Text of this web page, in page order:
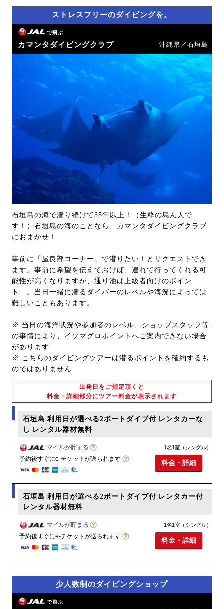
ストレスフリーのダイビングを。
で飛ぶ
カマンタダイビングクラブ 沖縄県／石垣島
石垣島の海で潜り続けて35年以上！（生粋の島ん人で
す！）石垣島の海のことなら、カマンタダイビングクラブ
におまかせ！
事前に「屋良部コーナー」で潜りたい！とリクエストでき
ます。事前に希望を伝えておけば、連れて行ってくれる可
能性が高くなりますが、通り池は上級者向けのポイン
ト…。当日一緒に潜るダイバーのレベルや海況によっては
難しいこともあります。
※ 当日の海洋状況や参加者のレベル、ショップスタッフ等
の事情により、イソマグロポイントへご案内できない場合
があります
※ こちらのダイビングツアーは潜るポイントを確約するも
のではありません
出発日をご指定頂くと
料金・詳細部分にツアー料金が表示されます
石垣島|利用日が選べる2ボートダイブ付|レンタカーな
し|レンタル器材無料
マイルが貯まる
予約後すぐにe-チケットが送られます
1名1室（シングル）
料金・詳細
石垣島|利用日が選べる2ボートダイブ付|レンタカー付|
レンタル器材無料
マイルが貯まる
予約後すぐにe-チケットが送られます
1名1室（シングル）
料金・詳細
少人数制のダイビングショップ
で飛ぶ